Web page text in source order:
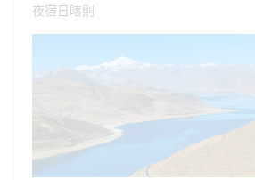
夜宿日喀則